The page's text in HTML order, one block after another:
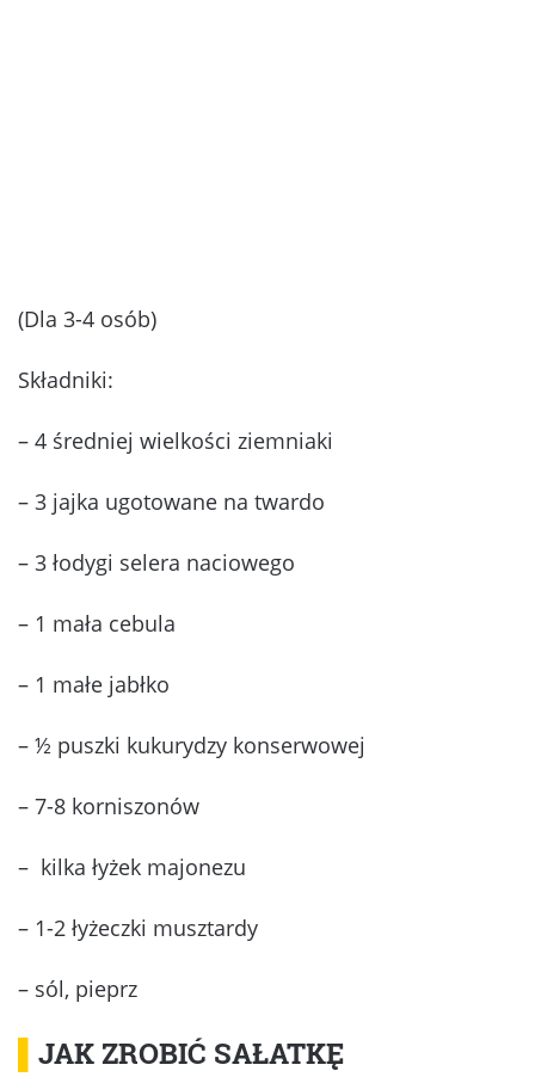
(Dla 3-4 osób)
Składniki:
– 4 średniej wielkości ziemniaki
– 3 jajka ugotowane na twardo
– 3 łodygi selera naciowego
– 1 mała cebula
– 1 małe jabłko
– ½ puszki kukurydzy konserwowej
– 7-8 korniszonów
– kilka łyżek majonezu
– 1-2 łyżeczki musztardy
– sól, pieprz
JAK ZROBIĆ SAŁATKĘ